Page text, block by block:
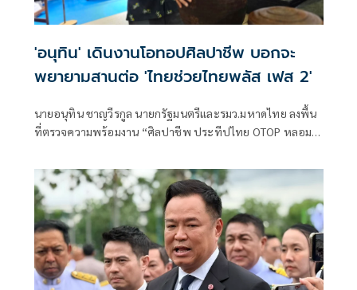
'อนุทิน' เดินงานโอทอปศิลปาชีพ บอกจะ
พยายามสานต่อ 'ไทยช่วยไทยพลัส เฟส 2'
นายอนุทิน ชาญวีรกูล นายกรัฐมนตรีและรมว.มหาดไทย ลงพื้น
ที่ตรวจความพร้อมงาน “ศิลปาชีพ ประทีปไทย OTOP หลอม
สิงหาคม นี้ ณ อาคารชาเลนเจอร์ 1–3 อิมแพ็ค เมืองทองธานี ซึ่ง
นายกรัฐมนตรีจะเดินทางมาเปิดงานอย่างเป็นทางการ ในวัน
จันทร์ที่ 10 สิงหาคม